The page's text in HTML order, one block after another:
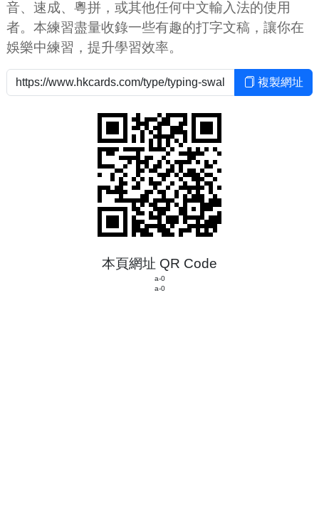
音、速成、粵拼，或其他任何中文輸入法的使用
者。本練習盡量收錄一些有趣的打字文稿，讓你在
娛樂中練習，提升學習效率。
複製網址
本頁網址 QR Code
a-0
a-0